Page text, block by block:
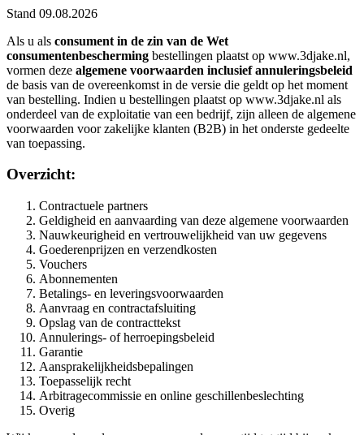
Stand 09.08.2026
Als u als consument in de zin van de Wet
consumentenbescherming bestellingen plaatst op www.3djake.nl,
vormen deze algemene voorwaarden inclusief annuleringsbeleid
de basis van de overeenkomst in de versie die geldt op het moment
van bestelling. Indien u bestellingen plaatst op www.3djake.nl als
onderdeel van de exploitatie van een bedrijf, zijn alleen de algemene
voorwaarden voor zakelijke klanten (B2B) in het onderste gedeelte
van toepassing.
Overzicht:
Contractuele partners
Geldigheid en aanvaarding van deze algemene voorwaarden
Nauwkeurigheid en vertrouwelijkheid van uw gegevens
Goederenprijzen en verzendkosten
Vouchers
Abonnementen
Betalings- en leveringsvoorwaarden
Aanvraag en contractafsluiting
Opslag van de contracttekst
Annulerings- of herroepingsbeleid
Garantie
Aansprakelijkheidsbepalingen
Toepasselijk recht
Arbitragecommissie en online geschillenbeslechting
Overig